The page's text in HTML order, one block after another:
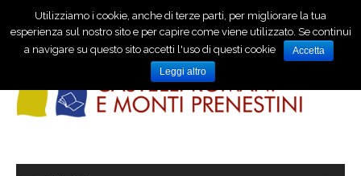
Utilizziamo i cookie, anche di terze parti, per migliorare la tua
esperienza sul nostro sito e per capire come viene utilizzato. Se continui
a navigare su questo sito accetti l'uso di questi cookie
Accetta
Leggi altro